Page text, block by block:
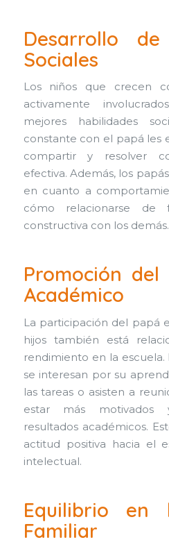
Desarrollo de
Sociales
Los niños que crecen
activamente
mejores habilidades
constante con el papá les
compartir y resolver
efectiva. Además, los
en cuanto a
cómo relacionarse de
constructiva con los demás.
Promoción del
Académico
La participación del papá
hijos también está
rendimiento en la escuela.
se interesan por su
las tareas o asisten a
estar más motivados
resultados académicos.
actitud positiva hacia el
intelectual.
Equilibrio en
Familiar